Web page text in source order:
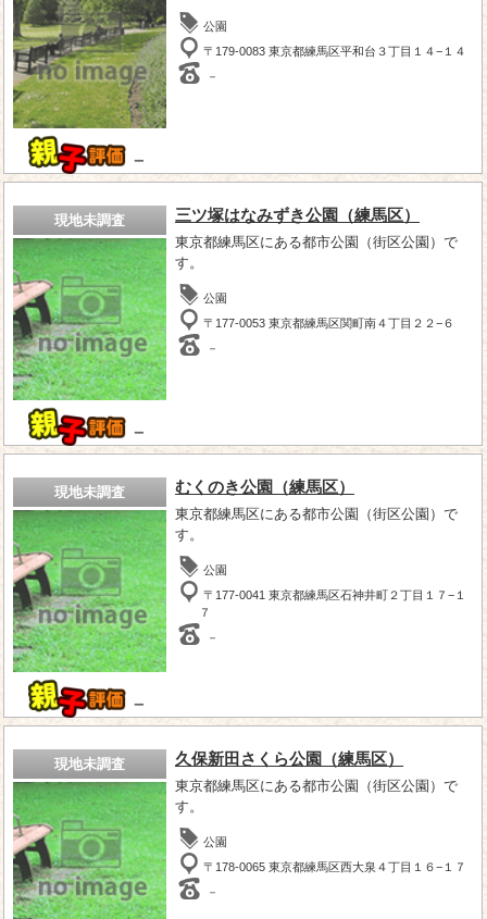
－
公園
〒179-0083 東京都練馬区平和台３丁目１４−１４
－
現地未調査
－
三ツ塚はなみずき公園（練馬区）
東京都練馬区にある都市公園（街区公園）で
す。
公園
〒177-0053 東京都練馬区関町南４丁目２２−６
－
現地未調査
－
むくのき公園（練馬区）
東京都練馬区にある都市公園（街区公園）で
す。
公園
〒177-0041 東京都練馬区石神井町２丁目１７−１
７
－
現地未調査 久保新田さくら公園（練馬区）
東京都練馬区にある都市公園（街区公園）で
す。
公園
〒178-0065 東京都練馬区西大泉４丁目１６−１７
－